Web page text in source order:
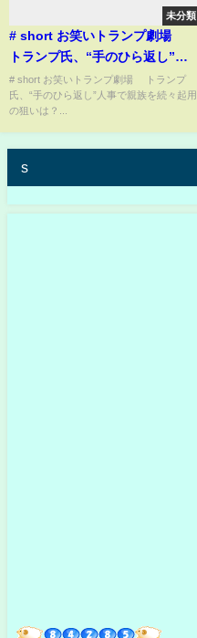
未分類
# short お笑いトランプ劇場
トランプ氏、“手のひら返し”人
事で親族を続々起用の狙いは？​
# short お笑いトランプ劇場 トランプ
氏、“手のひら返し”人事で親族を続々起用
の狙いは？​...
s